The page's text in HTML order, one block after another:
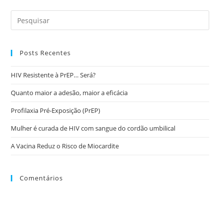
Posts Recentes
HIV Resistente à PrEP… Será?
Quanto maior a adesão, maior a eficácia
Profilaxia Pré-Exposição (PrEP)
Mulher é curada de HIV com sangue do cordão umbilical
A Vacina Reduz o Risco de Miocardite
Comentários